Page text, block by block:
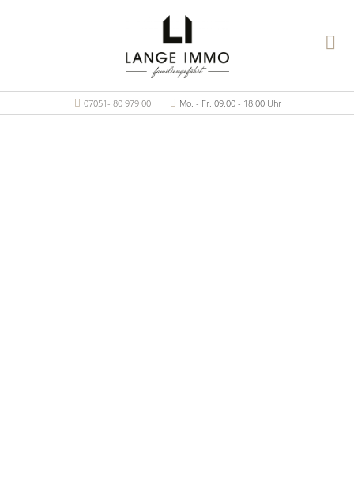
07051- 80 979 00 Mo. - Fr. 09.00 - 18.00 Uhr